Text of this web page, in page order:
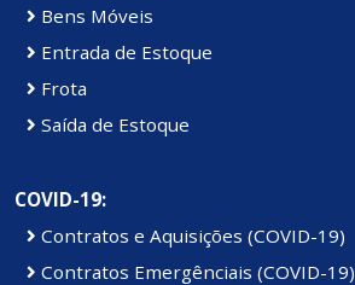
Bens Móveis
Entrada de Estoque
Frota
Saída de Estoque
COVID-19:
Contratos e Aquisições (COVID-19)
Contratos Emergênciais (COVID-19)